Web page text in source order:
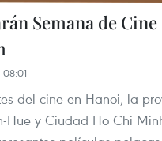
Semana de Cine
del cine en Hanoi, la
Hue y Ciudad Ho Chi